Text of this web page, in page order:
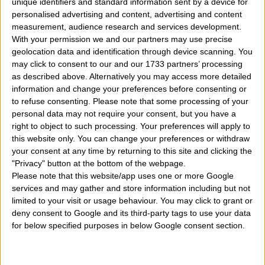
personalised advertising and content, advertising and content
measurement, audience research and services development.
With your permission we and our partners may use precise
geolocation data and identification through device scanning. You
may click to consent to our and our 1733 partners’ processing
as described above. Alternatively you may access more detailed
information and change your preferences before consenting or
to refuse consenting.
Please note that some processing of your
personal data may not require your consent, but you have a
right to object to such processing. Your preferences will apply to
this website only. You can change your preferences or withdraw
your consent at any time by returning to this site and clicking the
"Privacy" button at the bottom of the webpage.
Please note that this website/app uses one or more Google
services and may gather and store information including but not
limited to your visit or usage behaviour. You may click to grant or
deny consent to Google and its third-party tags to use your data
for below specified purposes in below Google consent section.
Cosa significa avere il Sole in Toro:amante del cibo,
delle arti in genere, del lavoro in cui si impegna con
sacrificio e serietà. Fedele sa amare molto la sua
famiglia di origine ed il suo partner anche se può a
volte essere troppo gelosa e possessiva. Ottima
amministratrice del denaro suo ed altrui può incappare
in momenti di pigrizia eccessivi.
Cosa significa avere il Sole in Gemelli:qui siamo di
fronte ad un personaggio con un doppio volto,
superficiale, spendaccione, che mette le sue relazioni
d'amore soprattutto su un livello intellettuale piuttosto